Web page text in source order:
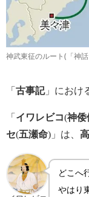
神武東征のルート(「神
「 古事記」におけ
「 イワレビコ(神倭
セ(五瀬命)」は、
どこへ
やはり